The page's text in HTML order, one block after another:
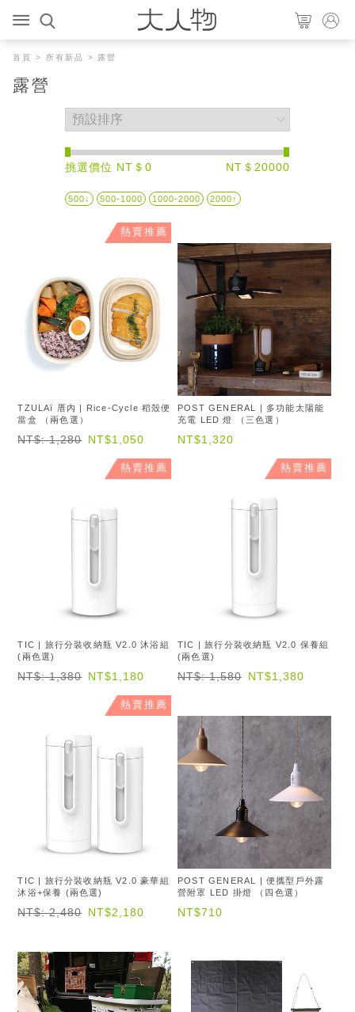
首頁 > 所有新品 > 露營
露營
挑選價位 NT＄0 NT＄20000
500↓ 500-1000 1000-2000 2000↑
熱賣推薦
TZULAï 厝內 | Rice-Cycle 稻殼便
當盒 （兩色選）
NT$: 1,280 NT$1,050
POST GENERAL | 多功能太陽能
充電 LED 燈 （三色選）
NT$1,320
熱賣推薦
TIC | 旅行分裝收納瓶 V2.0 沐浴組
(兩色選)
NT$: 1,380 NT$1,180
熱賣推薦
TIC | 旅行分裝收納瓶 V2.0 保養組
(兩色選)
NT$: 1,580 NT$1,380
熱賣推薦
TIC | 旅行分裝收納瓶 V2.0 豪華組
沐浴+保養 (兩色選)
NT$: 2,480 NT$2,180
POST GENERAL | 便攜型戶外露
營附罩 LED 掛燈 （四色選）
NT$710